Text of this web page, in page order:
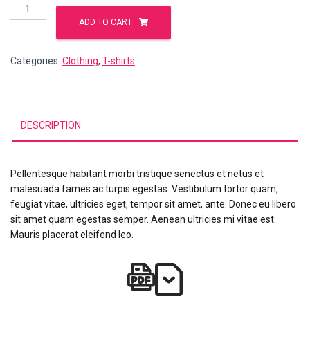
Ninja
Silhouette
ADD TO CART
Categories: Clothing, T-shirts
DESCRIPTION
Pellentesque habitant morbi tristique senectus et netus et
malesuada fames ac turpis egestas. Vestibulum tortor quam,
feugiat vitae, ultricies eget, tempor sit amet, ante. Donec eu libero
sit amet quam egestas semper. Aenean ultricies mi vitae est.
Mauris placerat eleifend leo.